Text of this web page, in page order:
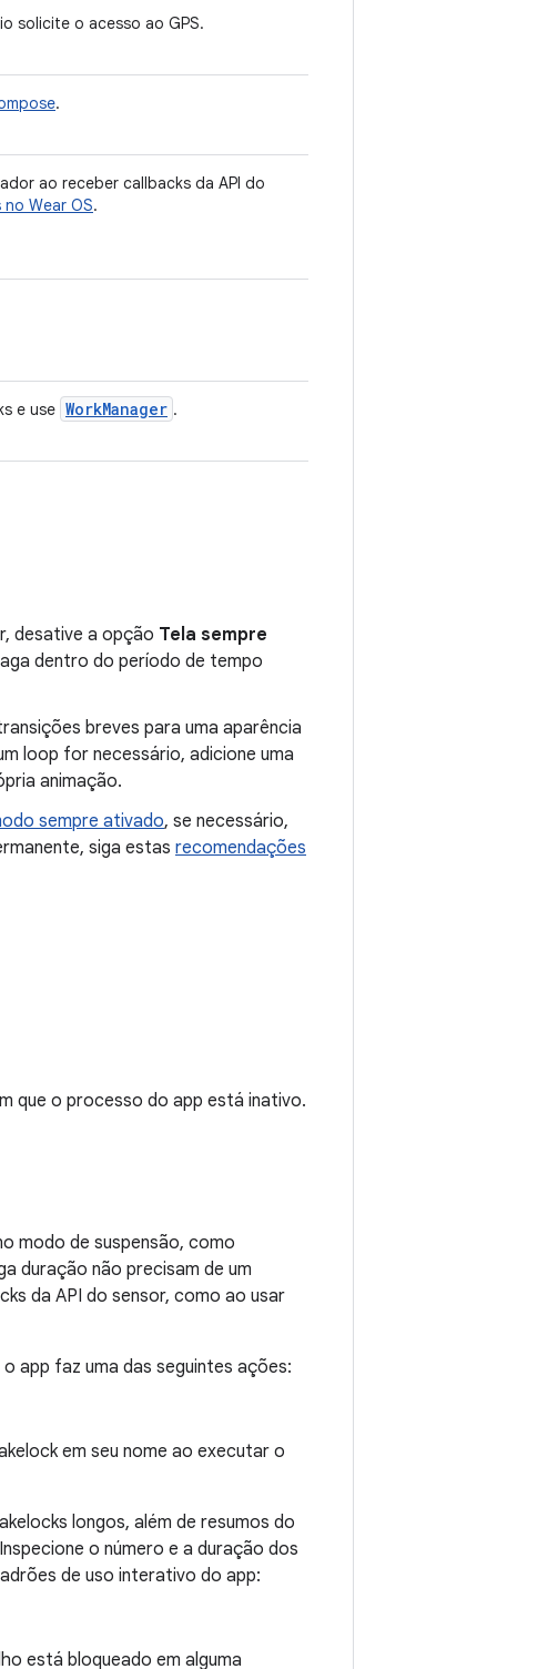
solicite o acesso ao GPS.
.
ao receber callbacks da API do
Wear OS.
e use WorkManager .
desative a opção Tela sempre
dentro do período de tempo
breves para uma aparência
loop for necessário, adicione uma
animação.
sempre ativado, se necessário,
siga estas recomendações
que o processo do app está inativo.
modo de suspensão, como
duração não precisam de um
da API do sensor, como ao usar
app faz uma das seguintes ações:
em seu nome ao executar o
longos, além de resumos do
o número e a duração dos
de uso interativo do app:
está bloqueado em alguma